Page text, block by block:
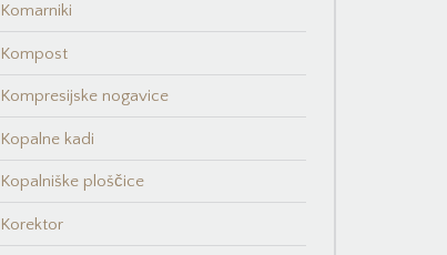
Komarniki
Kompost
Kompresijske nogavice
Kopalne kadi
Kopalniške ploščice
Korektor